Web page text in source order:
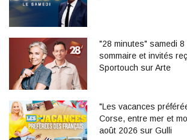
"28 minutes" samedi 8
sommaire et invités
Sportouch sur Arte
"Les vacances
Corse, entre mer et
août 2026 sur Gulli